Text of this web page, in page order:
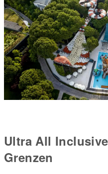
Ultra All
Grenzen